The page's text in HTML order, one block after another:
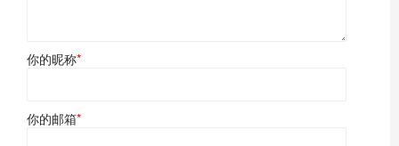
你的昵称*
你的邮箱*